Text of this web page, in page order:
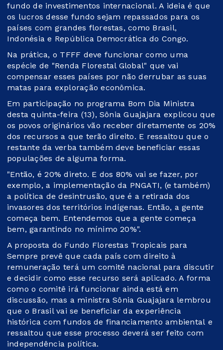
fundo de investimentos internacional. A ideia é que
os lucros desse fundo sejam repassados para os
países com grandes florestas, como Brasil,
Indonésia e República Democrática do Congo.
Na prática, o TFFF deve funcionar como uma
espécie de "Renda Florestal Global" que vai
compensar esses países por não derrubar as suas
matas para exploração econômica.
Em participação no programa Bom Dia Ministra
desta quinta-feira (13), Sônia Guajajara explicou que
os povos originários vão receber diretamente os 20%
dos recursos a que terão direito. E ressaltou que o
restante da verba também deve beneficiar essas
populações de alguma forma.
"Então, é 20% direto. E dos 80% vai se fazer, por
exemplo, a implementação da PNGATI, (e também)
a política de desintrusão, que é a retirada dos
invasores dos territórios indígenas. Então, a gente
começa bem. Entendemos que a gente começa
bem, garantindo no mínimo 20%".
A proposta do Fundo Florestas Tropicais para
Sempre prevê que cada país com direito à
remuneração terá um comitê nacional para discutir
e decidir como esse recurso será aplicado. A forma
como o comitê irá funcionar ainda está em
discussão, mas a ministra Sônia Guajajara lembrou
que o Brasil vai se beneficiar da experiência
histórica com fundos de financiamento ambiental e
ressaltou que esse processo deverá ser feito com
independência política.